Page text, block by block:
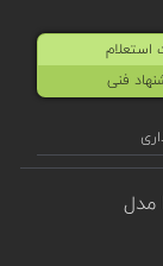
استعلام
فنی
معرفی دتکتور گاز پروپان اوجیونی RAS-AD مدل